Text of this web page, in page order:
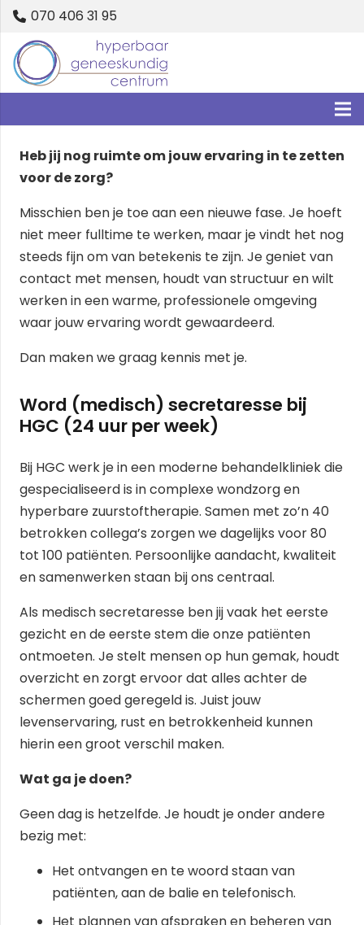
070 406 31 95
Heb jij nog ruimte om jouw ervaring in te zetten
voor de zorg?
Misschien ben je toe aan een nieuwe fase. Je hoeft
niet meer fulltime te werken, maar je vindt het nog
steeds fijn om van betekenis te zijn. Je geniet van
contact met mensen, houdt van structuur en wilt
werken in een warme, professionele omgeving
waar jouw ervaring wordt gewaardeerd.
Dan maken we graag kennis met je.
Word (medisch) secretaresse bij
HGC (24 uur per week)
Bij HGC werk je in een moderne behandelkliniek die
gespecialiseerd is in complexe wondzorg en
hyperbare zuurstoftherapie. Samen met zo’n 40
betrokken collega’s zorgen we dagelijks voor 80
tot 100 patiënten. Persoonlijke aandacht, kwaliteit
en samenwerken staan bij ons centraal.
Als medisch secretaresse ben jij vaak het eerste
gezicht en de eerste stem die onze patiënten
ontmoeten. Je stelt mensen op hun gemak, houdt
overzicht en zorgt ervoor dat alles achter de
schermen goed geregeld is. Juist jouw
levenservaring, rust en betrokkenheid kunnen
hierin een groot verschil maken.
Wat ga je doen?
Geen dag is hetzelfde. Je houdt je onder andere
bezig met:
Het ontvangen en te woord staan van
patiënten, aan de balie en telefonisch.